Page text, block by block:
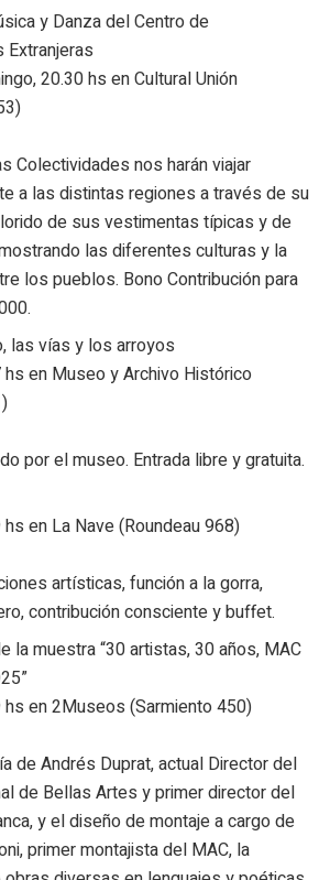
y Danza del Centro de
Extranjeras
20.30 hs en Cultural Unión
Colectividades nos harán viajar
a las distintas regiones a través de su
de sus vestimentas típicas y de
las diferentes culturas y la
los pueblos. Bono Contribución para
las vías y los arroyos
hs en Museo y Archivo Histórico
por el museo. Entrada libre y gratuita.
en La Nave (Roundeau 968)
artísticas, función a la gorra,
contribución consciente y buffet.
la muestra “30 artistas, 30 años, MAC
hs en 2Museos (Sarmiento 450)
de Andrés Duprat, actual Director del
de Bellas Artes y primer director del
y el diseño de montaje a cargo de
primer montajista del MAC, la